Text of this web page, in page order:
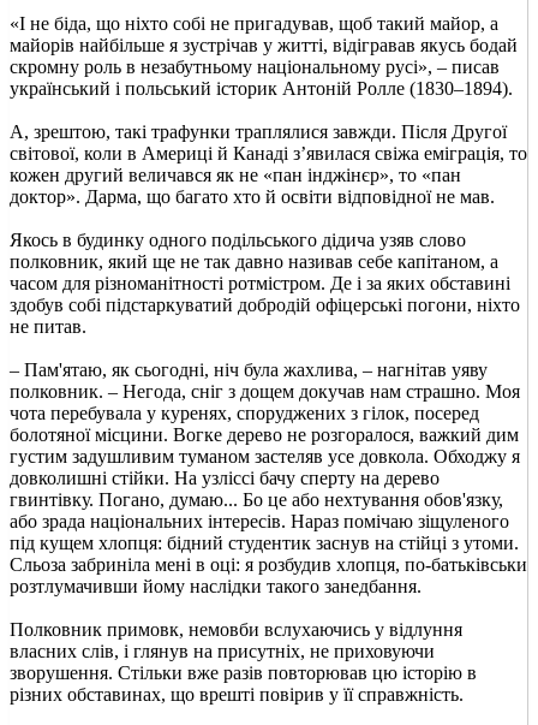
«І не біда, що ніхто собі не пригадував, щоб такий майор, а
майорів найбільше я зустрічав у житті, відігравав якусь бодай
скромну роль в незабутньому національному русі», – писав
український і польський історик Антоній Ролле (1830–1894).
А, зрештою, такі трафунки траплялися завжди. Після Другої
світової, коли в Америці й Канаді з’явилася свіжа еміграція, то
кожен другий величався як не «пан інджінєр», то «пан
доктор». Дарма, що багато хто й освіти відповідної не мав.
Якось в будинку одного подільського дідича узяв слово
полковник, який ще не так давно називав себе капітаном, а
часом для різноманітності ротмістром. Де і за яких обставині
здобув собі підстаркуватий добродій офіцерські погони, ніхто
не питав.
– Пам'ятаю, як сьогодні, ніч була жахлива, – нагнітав уяву
полковник. – Негода, сніг з дощем докучав нам страшно. Моя
чота перебувала у куренях, споруджених з гілок, посеред
болотяної місцини. Вогке дерево не розгоралося, важкий дим
густим задушливим туманом застеляв усе довкола. Обходжу я
довколишні стійки. На узліссі бачу сперту на дерево
гвинтівку. Погано, думаю... Бо це або нехтування обов'язку,
або зрада національних інтересів. Нараз помічаю зіщуленого
під кущем хлопця: бідний студентик заснув на стійці з утоми.
Сльоза забриніла мені в оці: я розбудив хлопця, по-батьківськи
розтлумачивши йому наслідки такого занедбання.
Полковник примовк, немовби вслухаючись у відлуння
власних слів, і глянув на присутніх, не приховуючи
зворушення. Стільки вже разів повторював цю історію в
різних обставинах, що врешті повірив у її справжність.